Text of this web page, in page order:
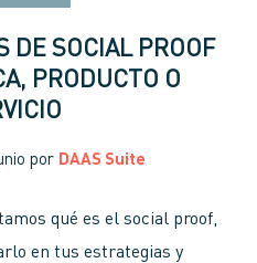
DE SOCIAL PROOF
PRODUCTO O
por DAAS Suite
qué es el social proof,
en tus estrategias y